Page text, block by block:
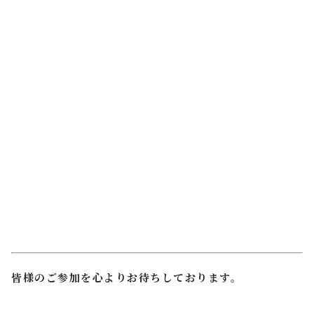
皆様のご参加を心よりお待ちしております。